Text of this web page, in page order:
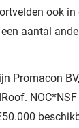
ook
aantal
Promacon